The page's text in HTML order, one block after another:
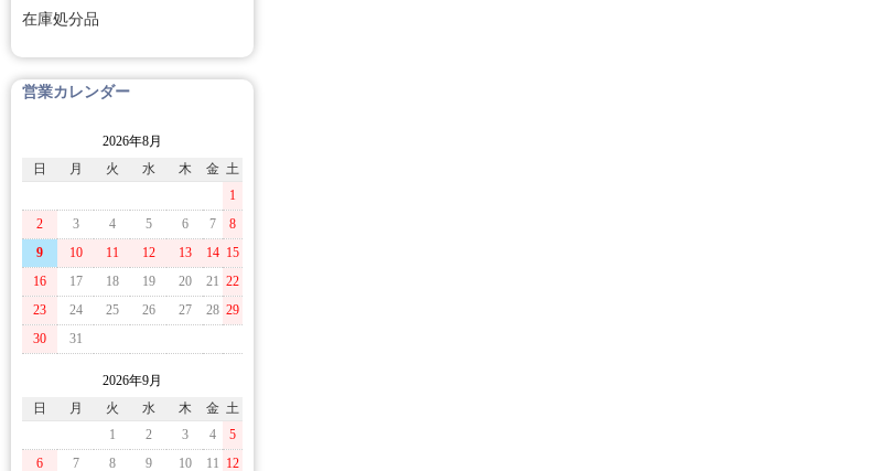
在庫処分品
営業カレンダー
2026年8月
日
月 火 水 木 金 土
1
2
3 4 5 6 7
8
9
10 11 12 13 14 15
16
17 18 19 20 21 22
23
24 25 26 27 28 29
30
31
2026年9月
日
月 火 水 木 金 土
1
2 3 4
5
6
7 8 9 10 11 12